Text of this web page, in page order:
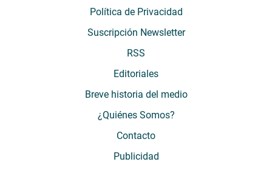
Política de Privacidad
Suscripción Newsletter
RSS
Editoriales
Breve historia del medio
¿Quiénes Somos?
Contacto
Publicidad